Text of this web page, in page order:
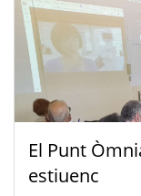
El Punt
estiuenc